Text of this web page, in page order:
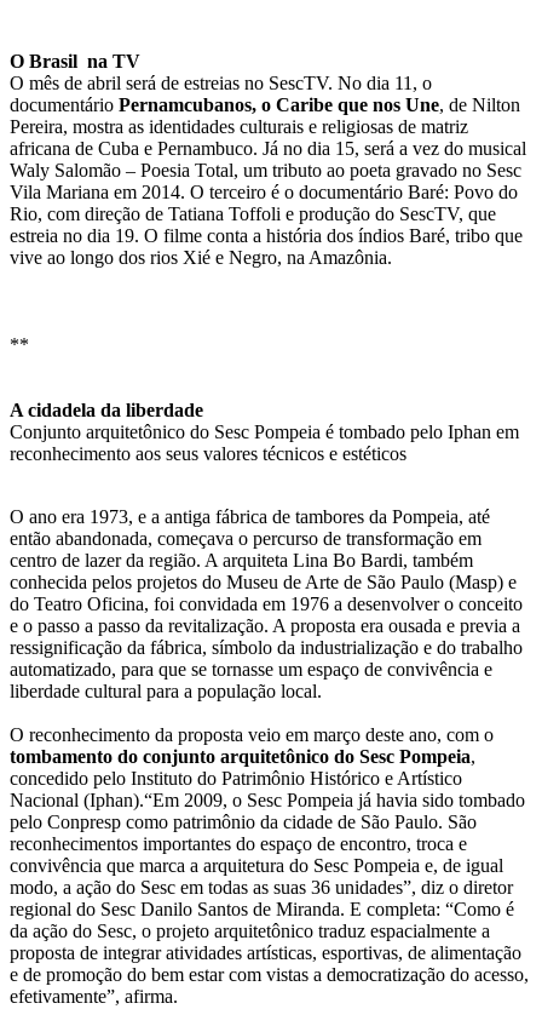
O Brasil na TV
O mês de abril será de estreias no SescTV. No dia 11, o
documentário Pernamcubanos, o Caribe que nos Une, de Nilton
Pereira, mostra as identidades culturais e religiosas de matriz
africana de Cuba e Pernambuco. Já no dia 15, será a vez do musical
Waly Salomão – Poesia Total, um tributo ao poeta gravado no Sesc
Vila Mariana em 2014. O terceiro é o documentário Baré: Povo do
Rio, com direção de Tatiana Toffoli e produção do SescTV, que
estreia no dia 19. O filme conta a história dos índios Baré, tribo que
vive ao longo dos rios Xié e Negro, na Amazônia.
**
A cidadela da liberdade
Conjunto arquitetônico do Sesc Pompeia é tombado pelo Iphan em
reconhecimento aos seus valores técnicos e estéticos
O ano era 1973, e a antiga fábrica de tambores da Pompeia, até
então abandonada, começava o percurso de transformação em
centro de lazer da região. A arquiteta Lina Bo Bardi, também
conhecida pelos projetos do Museu de Arte de São Paulo (Masp) e
do Teatro Oficina, foi convidada em 1976 a desenvolver o conceito
e o passo a passo da revitalização. A proposta era ousada e previa a
ressignificação da fábrica, símbolo da industrialização e do trabalho
automatizado, para que se tornasse um espaço de convivência e
liberdade cultural para a população local.
O reconhecimento da proposta veio em março deste ano, com o
tombamento do conjunto arquitetônico do Sesc Pompeia,
concedido pelo Instituto do Patrimônio Histórico e Artístico
Nacional (Iphan).“Em 2009, o Sesc Pompeia já havia sido tombado
pelo Conpresp como patrimônio da cidade de São Paulo. São
reconhecimentos importantes do espaço de encontro, troca e
convivência que marca a arquitetura do Sesc Pompeia e, de igual
modo, a ação do Sesc em todas as suas 36 unidades”, diz o diretor
regional do Sesc Danilo Santos de Miranda. E completa: “Como é
da ação do Sesc, o projeto arquitetônico traduz espacialmente a
proposta de integrar atividades artísticas, esportivas, de alimentação
e de promoção do bem estar com vistas a democratização do acesso,
efetivamente”, afirma.